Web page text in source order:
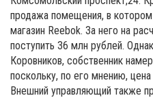
продажа помещения, в
магазин Reebok. За него на
поступить 36 млн рублей.
Коровников, собственник
поскольку, по его мнению,
Внешний управляющий также